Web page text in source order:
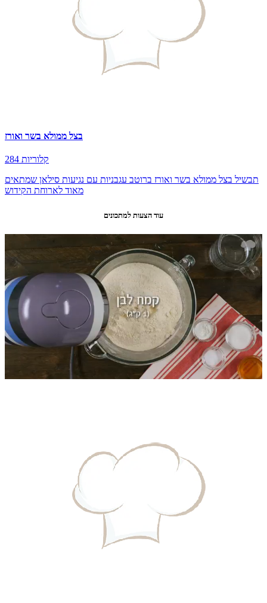
בצל ממולא בשר ואורז
284 קלוריות
תבשיל בצל ממולא בשר ואורז ברוטב עגבניות עם נגיעות סילאן שמתאים
מאוד לארוחת הקידוש
עוד הצעות למתכונים